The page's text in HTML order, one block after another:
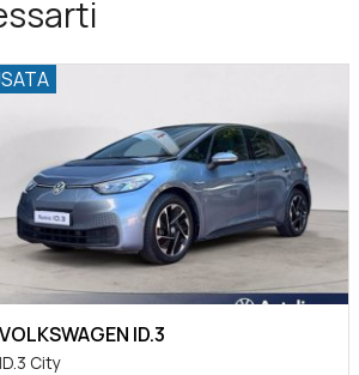
VOLKSWAGEN ID.3
ID.3 City